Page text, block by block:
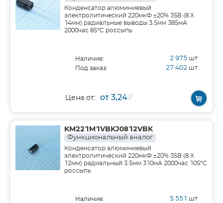
Конденсатор алюминиевый
электролитический 220мкФ ±20% 35В (8 X
14мм) радиальные выводы 3.5мм 385мА
2000час 85°С россыпь
Наличие: 2 975 шт
Под заказ: 27 402 шт
Цена от: от 3,24₽
KM221M1VBKJ0812VBK
Функциональный аналог
Конденсатор алюминиевый
электролитический 220мкФ ±20% 35В (8 X
12мм) радиальный 3.5мм 310мА 2000час 105°С
россыпь
Наличие: 5 551 шт